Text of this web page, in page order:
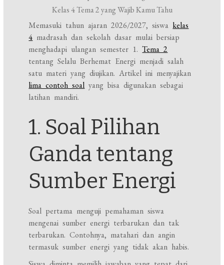
Memasuki tahun ajaran 2026/2027, siswa kelas
4 madrasah dan sekolah dasar mulai bersiap
menghadapi ulangan semester 1.Tema 2
tentang Selalu Berhemat Energi menjadi salah
satu materi yang diujikan. Artikel ini menyajikan
lima contoh soal yang bisa digunakan sebagai
latihan mandiri.
1. Soal Pilihan
Ganda tentang
Sumber Energi
Soal pertama menguji pemahaman siswa
mengenai sumber energi terbarukan dan tak
terbarukan. Contohnya, matahari dan angin
termasuk sumber energi yang tidak akan habis.